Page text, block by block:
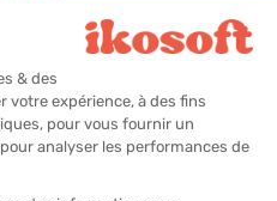
coiffure
esthétique
centre bien-être